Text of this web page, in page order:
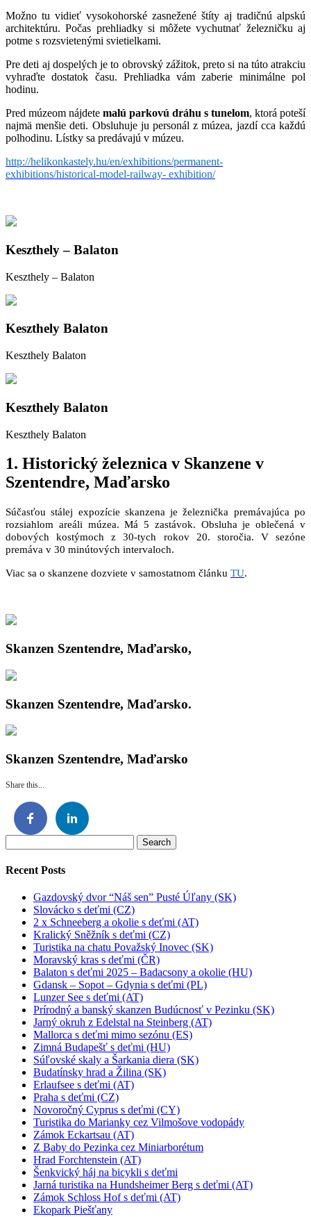
Možno tu vidieť vysokohorské zasnežené štíty aj tradičnú alpskú
architektúru. Počas prehliadky si môžete vychutnať železničku aj
potme s rozsvietenými svietielkami.
Pre deti aj dospelých je to obrovský zážitok, preto si na túto atrakciu
vyhraďte dostatok času. Prehliadka vám zaberie minimálne pol
hodinu.
Pred múzeom nájdete malú parkovú dráhu s tunelom, ktorá poteší
najmä menšie deti. Obsluhuje ju personál z múzea, jazdí cca každú
polhodinu. Lístky sa predávajú v múzeu.
http://helikonkastely.hu/en/exhibitions/permanent-
exhibitions/historical-model-railway- exhibition/
Keszthely – Balaton
Keszthely – Balaton
Keszthely Balaton
Keszthely Balaton
Keszthely Balaton
Keszthely Balaton
1. Historický železnica v Skanzene v
Szentendre, Maďarsko
Súčasťou stálej expozície skanzena je železnička premávajúca po
rozsiahlom areáli múzea. Má 5 zastávok. Obsluha je oblečená v
dobových kostýmoch z 30-tych rokov 20. storočia. V sezóne
premáva v 30 minútových intervaloch.
Viac sa o skanzene dozviete v samostatnom článku TU.
Skanzen Szentendre, Maďarsko,
Skanzen Szentendre, Maďarsko.
Skanzen Szentendre, Maďarsko
Share this...
for:
Recent Posts
Gazdovský dvor “Náš sen” Pusté Úľany (SK)
Slovácko s deťmi (CZ)
2 x Schneeberg a okolie s deťmi (AT)
Kralický Sněžník s deťmi (CZ)
Turistika na chatu Považský Inovec (SK)
Moravský kras s deťmi (ČR)
Balaton s deťmi 2025 – Badacsony a okolie (HU)
Gdansk – Sopot – Gdynia s deťmi (PL)
Lunzer See s deťmi (AT)
Prírodný a banský skanzen Budúcnosť v Pezinku (SK)
Jarný okruh z Edelstal na Steinberg (AT)
Mallorca s deťmi mimo sezónu (ES)
Zimná Budapešť s deťmi (HU)
Súľovské skaly a Šarkania diera (SK)
Budatínsky hrad a Žilina (SK)
Erlaufsee s deťmi (AT)
Praha s deťmi (CZ)
Novoročný Cyprus s deťmi (CY)
Turistika do Marianky cez Vilmošove vodopády
Zámok Eckartsau (AT)
Z Baby do Pezinka cez Miniarborétum
Hrad Forchtenstein (AT)
Šenkvický háj na bicykli s deťmi
Jarná turistika na Hundsheimer Berg s deťmi (AT)
Zámok Schloss Hof s deťmi (AT)
Ekopark Piešťany